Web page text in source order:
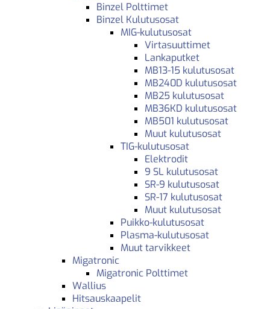
Binzel Polttimet
Binzel Kulutusosat
MIG-kulutusosat
Virtasuuttimet
Lankaputket
MB13-15 kulutusosat
MB240D kulutusosat
MB25 kulutusosat
MB36KD kulutusosat
MB501 kulutusosat
Muut kulutusosat
TIG-kulutusosat
Elektrodit
9 SL kulutusosat
SR-9 kulutusosat
SR-17 kulutusosat
Muut kulutusosat
Puikko-kulutusosat
Plasma-kulutusosat
Muut tarvikkeet
Migatronic
Migatronic Polttimet
Wallius
Hitsauskaapelit